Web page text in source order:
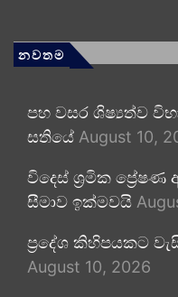
නවතම
පහ වසර ශිෂ්‍යත්ව
සතියේ August 10,
විදෙස් ශ්‍රමික
සීමාව ඉක්මවයි
ප්‍රදේශ කිහිපයකට
August 10, 2026